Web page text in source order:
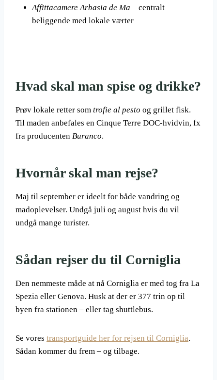
Affittacamere Arbasia de Ma – centralt
beliggende med lokale værter
Hvad skal man spise og drikke?
Prøv lokale retter som trofie al pesto og grillet fisk.
Til maden anbefales en Cinque Terre DOC-hvidvin, fx
fra producenten Buranco.
Hvornår skal man rejse?
Maj til september er ideelt for både vandring og
madoplevelser. Undgå juli og august hvis du vil
undgå mange turister.
Sådan rejser du til Corniglia
Den nemmeste måde at nå Corniglia er med tog fra La
Spezia eller Genova. Husk at der er 377 trin op til
byen fra stationen – eller tag shuttlebus.
Se vores transportguide her for rejsen til Corniglia.
Sådan kommer du frem – og tilbage.